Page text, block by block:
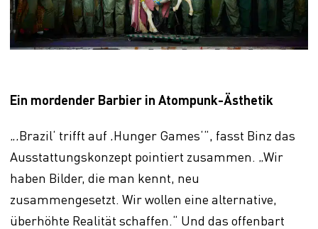
Ein mordender Barbier in Atompunk-Ästhetik
„‚Brazil‘ trifft auf ‚Hunger Games‘“, fasst Binz das
Ausstattungskonzept pointiert zusammen. „Wir
haben Bilder, die man kennt, neu
zusammengesetzt. Wir wollen eine alternative,
überhöhte Realität schaffen.“ Und das offenbart